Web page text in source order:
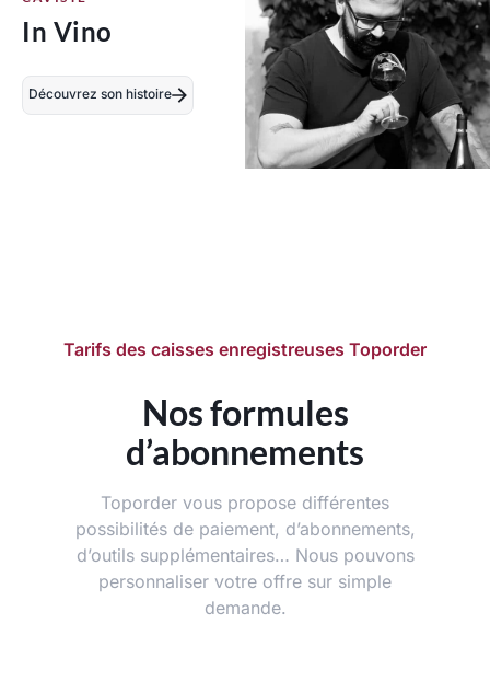
In Vino
Découvrez son histoire
Tarifs des caisses enregistreuses Toporder
Nos formules
d’abonnements
Toporder vous propose différentes
possibilités de paiement, d’abonnements,
d’outils supplémentaires… Nous pouvons
personnaliser votre offre sur simple
demande.